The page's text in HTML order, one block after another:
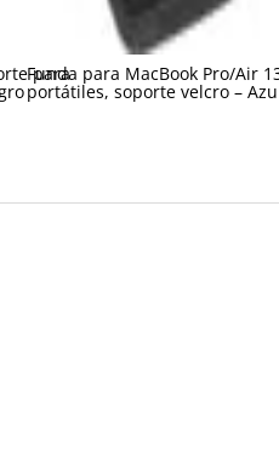
para
Funda para MacBook Pro/Air
portátiles, soporte velcro –